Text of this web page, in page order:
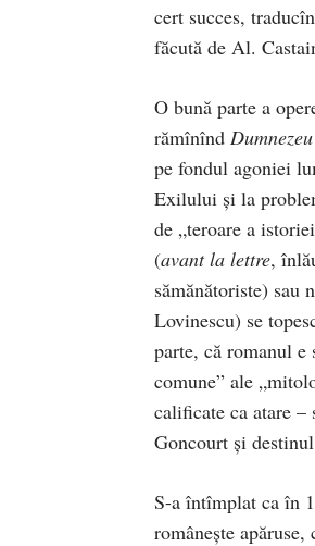
cert succes,
făcută de Al.
O bună parte a
rămînînd
pe fondul agoniei
Exilului şi la
de „teroare a
(avant la lettre,
sămănătoriste) sau
Lovinescu) se
parte, că romanul e
comune” ale
calificate ca atare
Goncourt şi
S-a întîmplat ca în
româneşte